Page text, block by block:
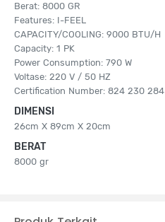
Berat: 8000 GR
Features: I-FEEL
CAPACITY/COOLING: 9000 BTU/H
Capacity: 1 PK
Power Consumption: 790 W
Voltase: 220 V / 50 HZ
Certification Number: 824 230 284
DIMENSI
26cm X 89cm X 20cm
BERAT
8000 gr